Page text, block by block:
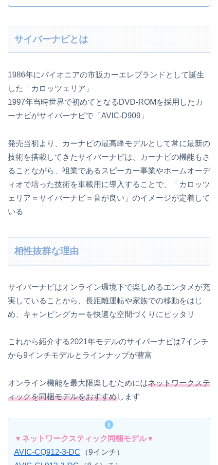
サイバーナビとは
1986年にパイオニアの市販カーエレブランドとして誕生
した「カロッツェリア」
1997年当時世界で初めてとなるDVD-ROMを採用したカ
ーナビがサイバーナビで「AVIC-D909」
発売当初より、カーナビの最高峰モデルとして常に最新の
技術を搭載してきたサイバーナビは、カーナビの機能もさ
ることながら、祖業であるスピーカー事業やホームオーデ
ィオで培った技術を車載用に導入することで、「カロッツ
ェリア＝サイバーナビ＝音が良い」のイメージが定着して
いる
相性抜群な理由
サイバーナビはオンライン環境下で楽しめるエンタメが充
実していることから、長距離運転や家族での移動をはじ
め、キャンピングカーを快適な空間づくりにピッタリ
これから紹介する2021年モデルのサイバーナビは7インチ
から9インチモデルとラインナップが豊富
オンライン機能を最大限楽しむためにはネットワークステ
ィックを同梱モデルをおすすめします
▼ネットワークスティック同梱モデル▼
AVIC-CQ912-3-DC
（9インチ）